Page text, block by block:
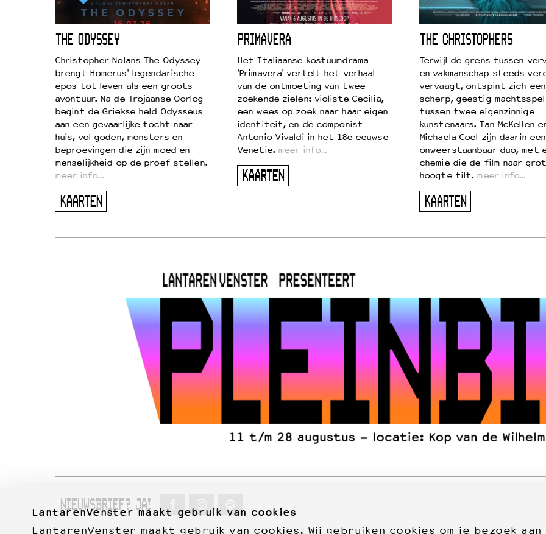
LantarenVenster maakt gebruik van cookies
LantarenVenster maakt gebruik van cookies. Wij gebruiken cookies om je bezoek aan
THE ODYSSEY
Christopher Nolans The Odyssey
brengt Homerus' legendarische
epos tot leven als een groots
avontuur. Na de Trojaanse Oorlog
begint de Griekse held Odysseus
aan een gevaarlijke tocht naar
huis, vol goden, monsters en
beproevingen die zijn moed en
menselijkheid op de proef stellen.
meer info…
KAARTEN
PRIMAVERA
Het Italiaanse kostuumdrama
'Primavera' vertelt het verhaal
van de ontmoeting van twee
zoekende zielen: violiste Cecilia,
een wees op zoek naar haar eigen
identiteit, en de componist
Antonio Vivaldi in het 18e eeuwse
Venetië. meer info…
KAARTEN
THE CHRISTOPHERS
Terwijl de grens tussen
en vakmanschap steeds
vervaagt, ontspint zich een
scherp, geestig machtsspel
tussen twee eigenzinnige
kunstenaars. Ian McKellen
Michaela Coel zijn daarin een
onweerstaanbaar duo, met
chemie die de film naar
hoogte tilt. meer info…
KAARTEN
NIEUWSBRIEF? JA!